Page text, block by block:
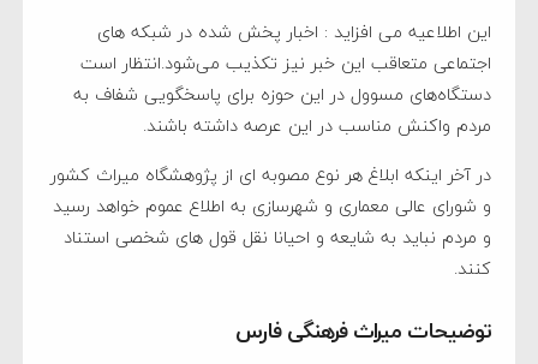
این اطلاعیه می افزاید : اخبار پخش شده در شبکه های
اجتماعی متعاقب این خبر نیز تکذیب می‌شود.انتظار است
دستگاه‌های مسوول در این حوزه برای پاسخگویی شفاف به
مردم واکنش مناسب در این عرصه داشته باشند.
در آخر اینکه ابلاغ هر نوع مصوبه ای از پژوهشگاه میراث کشور
و شورای عالی معماری و شهرسازی به اطلاع عموم خواهد رسید
و مردم نباید به شایعه و احیانا نقل قول های شخصی استناد
کنند.
توضیحات میراث فرهنگی فارس